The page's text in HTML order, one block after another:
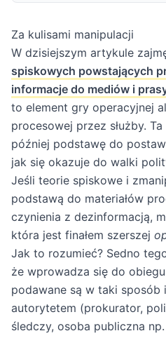
Za kulisami manipulacji
W dzisiejszym artykule
spiskowych powstających
informacje do mediów i
to element gry operacyjnej
procesowej przez służby.
później podstawę do
jak się okazuje do walki
Jeśli teorie spiskowe i
podstawą do materiałów
czynienia z dezinformacją,
która jest finałem szerszej
Jak to rozumieć? Sedno
że wprowadza się do
podawane są w taki sposób
autorytetem (prokurator,
śledczy, osoba publiczna